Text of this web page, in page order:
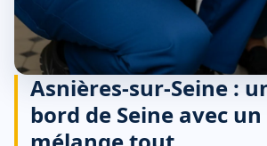
Asnières-sur-Seine :
bord de Seine avec